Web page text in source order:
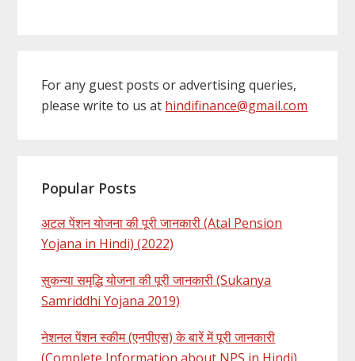
For any guest posts or advertising queries,
please write to us at hindifinance@gmail.com
Popular Posts
अटल पेंशन योजना की पूरी जानकारी (Atal Pension
Yojana in Hindi) (2022)
सुकन्या समृद्धि योजना की पूरी जानकारी (Sukanya
Samriddhi Yojana 2019)
नेशनल पेंशन स्कीम (एनपीएस) के बारें में पूरी जानकारी